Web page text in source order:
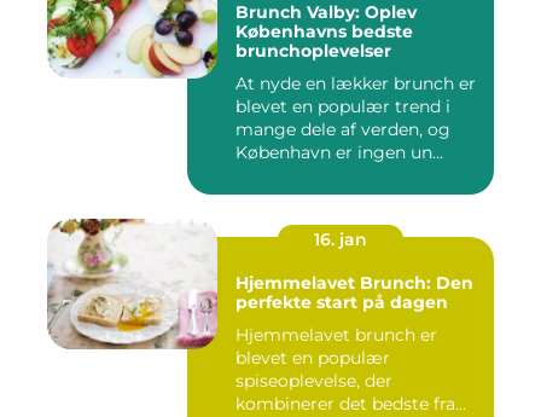
Brunch Valby: Oplev
Københavns bedste
brunchoplevelser
At nyde en lækker brunch er
blevet en populær trend i
mange dele af verden, og
København er ingen un...
16. jan
Hjemmelavet Brunch: Den
perfekte start på dagen
Hjemmelavet brunch er
blevet en populær
spiseoplevelse, der
kombinerer det bedste fra